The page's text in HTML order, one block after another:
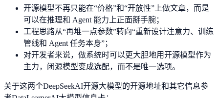
开源模型不再只能在“价格”和“开放性”上做文章，而是
可以在推理和 Agent 能力上正面掰手腕；
工程思路从“再堆一点参数”转向“重新设计注意力、训练
管线和 Agent 任务本身”；
对开发者来说，做系统时可以更大胆地用开源模型作为
主力，闭源模型变成选配，而不是唯一选项。
关于这两个DeepSeekAI开源大模型的开源地址和其它信息参